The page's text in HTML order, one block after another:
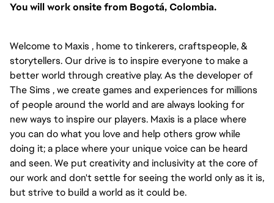
You will work onsite from Bogotá, Colombia.
Welcome to Maxis , home to tinkerers, craftspeople, &
storytellers. Our drive is to inspire everyone to make a
better world through creative play. As the developer of
The Sims , we create games and experiences for millions
of people around the world and are always looking for
new ways to inspire our players. Maxis is a place where
you can do what you love and help others grow while
doing it; a place where your unique voice can be heard
and seen. We put creativity and inclusivity at the core of
our work and don't settle for seeing the world only as it is,
but strive to build a world as it could be.